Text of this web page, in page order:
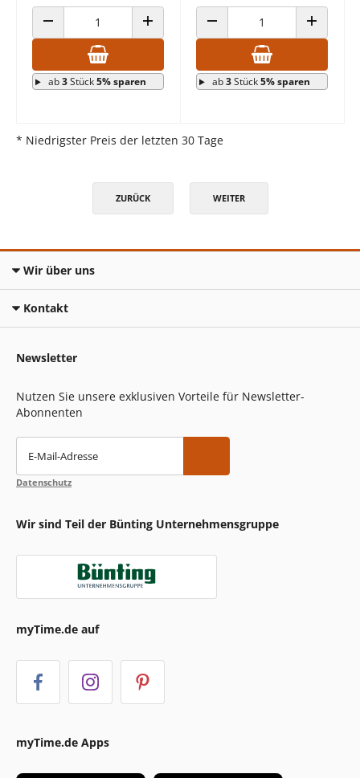
ANZAHL VERRINGERN ANZAHL ERHÖHEN
ab3Stück5% sparen
ANZAHL VERRINGERN ANZAHL
ab3Stück5% sparen
* Niedrigster Preis der letzten 30 Tage
ZURÜCK WEITER
Wir über uns
Kontakt
Newsletter
Nutzen Sie unsere exklusiven Vorteile für Newsletter-
Abonnenten
E-Mail-Adresse
Datenschutz
Wir sind Teil der Bünting Unternehmensgruppe
myTime.de auf
myTime.de Apps